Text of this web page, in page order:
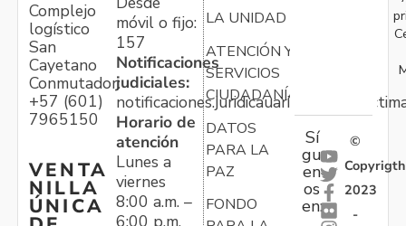
Complejo
logístico
San
Cayetano
Conmutador:
+57 (601)
7965150
VENTA
NILLA
ÚNICA
móvil o fijo:
157
Notificaciones
judiciales:
Horario de
atención
Lunes a
viernes
8:00 a.m. –
LA UNIDAD
ATENCIÓN Y
SERVICIOS
CIUDADANÍA
DATOS
PARA LA
PAZ
FONDO
Sí
gu
en
os
en:
©
Copyrigth
2023
-